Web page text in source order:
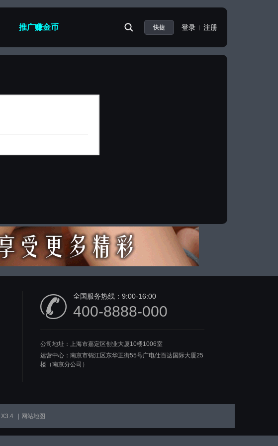
推广赚金币 快捷 登录 注册
全国服务热线： 9:00-16:00
400-8888-000
公司地址：上海市嘉定区创业大厦10楼1006室
运营中心：南京市锦江区东华正街55号广电仕百达国际大厦25
楼（南京分公司）
X3.4 网站地图